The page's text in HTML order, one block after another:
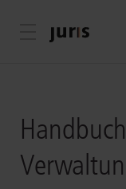
Menü öffnen